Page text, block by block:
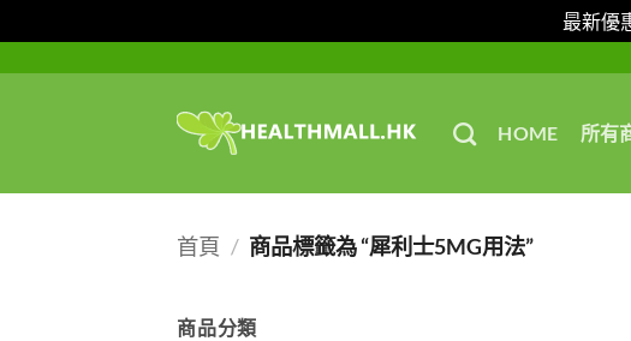
最新優
HOME 所有
首頁 / 商品標籤為 “犀利士5MG用法”
商品分類